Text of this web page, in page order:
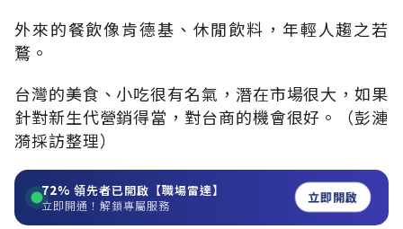
外來的餐飲像肯德基、休閒飲料，年輕人趨之若
鶩。
台灣的美食、小吃很有名氣，潛在市場很大，如果
針對新生代營銷得當，對台商的機會很好。（彭漣
漪採訪整理）
72% 領先者已開啟【職場雷達】
立即開通！解鎖專屬服務 立即開啟